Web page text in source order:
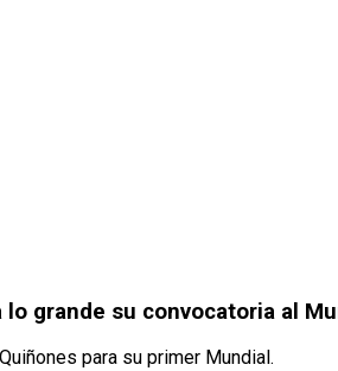
grande su convocatoria al
para su primer Mundial.